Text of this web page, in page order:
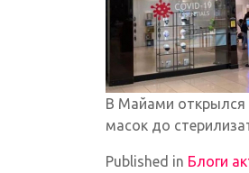
В Майами открылся
масок до
Published in Блоги